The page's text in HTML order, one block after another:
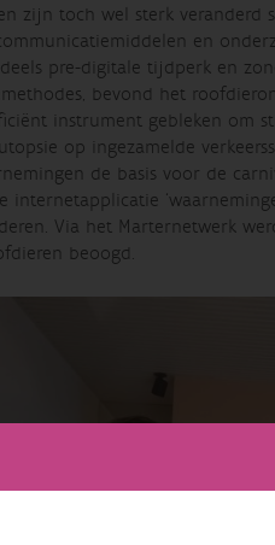
zijn toch wel sterk veranderd
en
pre-digitale tijdperk en
bevond het
instrument gebleken om
op ingezamelde
de basis voor de
Via het Marternetwerk
beoogd.